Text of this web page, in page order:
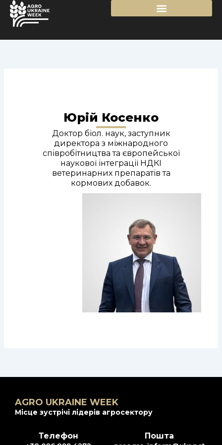
Перейти
вмісту
Юрій Косенко
Доктор біол. наук, заступник
директора з міжнародного
співробітництва та європейської
наукової інтеграції НДКІ
ветеринарних препаратів та
кормових добавок.
AGRO UKRAINE WEEK
Місце зустрічі лідерів агросектору
Телефон Пошта